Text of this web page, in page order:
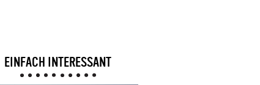
EINFACH INTERESSANT